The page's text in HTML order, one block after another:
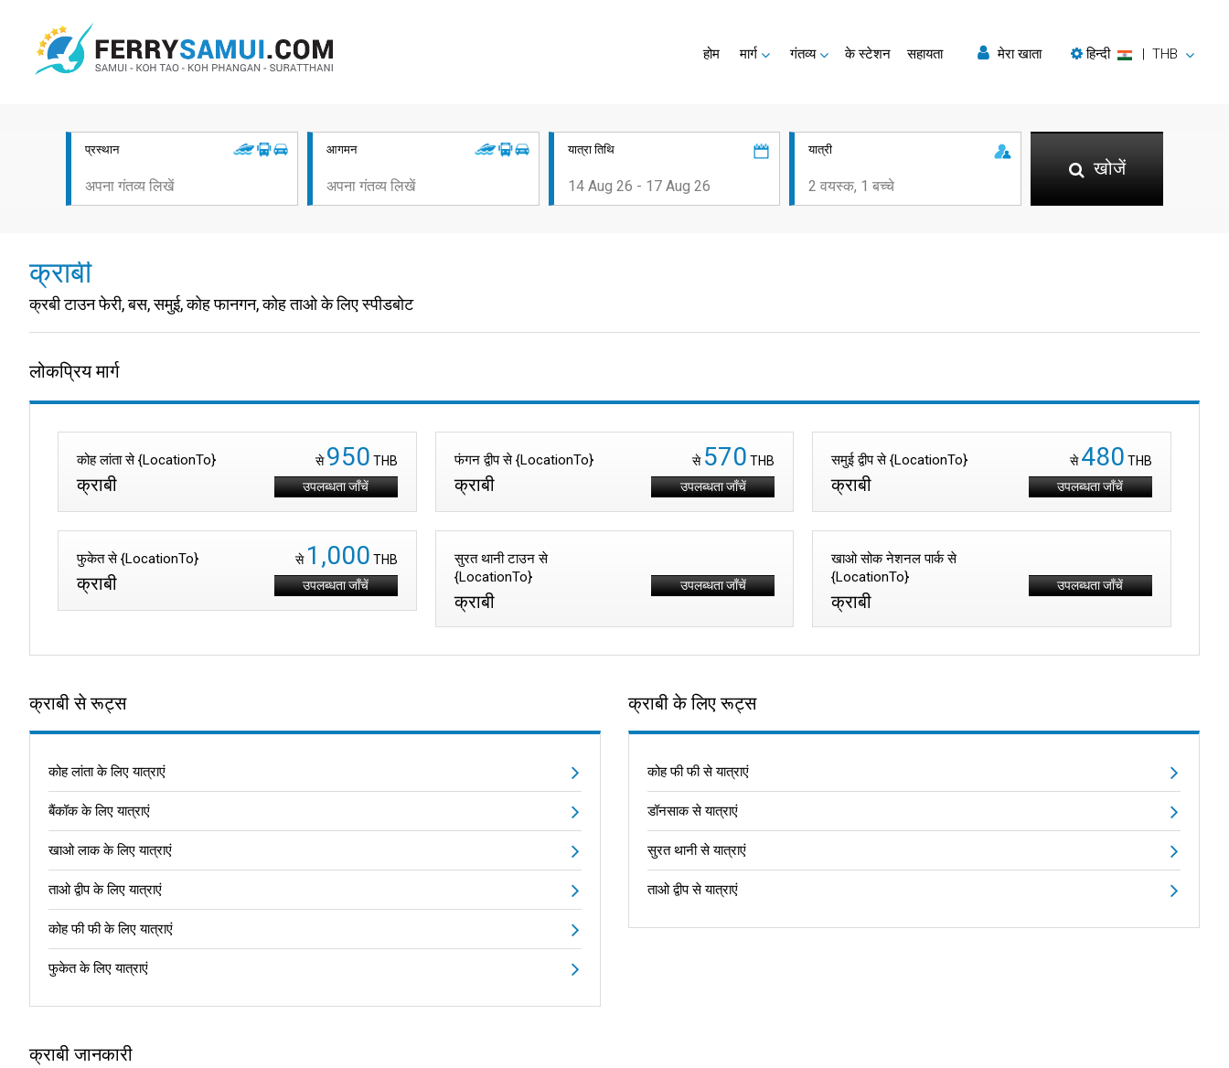
होम मार्ग गंतव्य के स्टेशन सहायता मेरा खाता हिन्दी | THB
प्रस्थान आगमन यात्रा तिथि यात्री
खोजें
क्राबी
क्रबी टाउन फेरी, बस, समुई, कोह फानगन, कोह ताओ के लिए स्पीडबोट
लोकप्रिय मार्ग
कोह लांता से {LocationTo}
क्राबी
से950 THB
उपलब्धता जाँचें
फंगन द्वीप से {LocationTo}
क्राबी
से 570 THB
उपलब्धता जाँचें
समुई द्वीप से {LocationTo}
क्राबी
से480 THB
उपलब्धता जाँचें
फुकेत से {LocationTo}
क्राबी
से 1,000 THB
उपलब्धता जाँचें
सुरत थानी टाउन से
{LocationTo}
क्राबी
उपलब्धता जाँचें
खाओ सोक नेशनल पार्क से
{LocationTo}
क्राबी
उपलब्धता जाँचें
क्राबी से रूट्स
कोह लांता के लिए यात्राएं
बैंकॉक के लिए यात्राएं
खाओ लाक के लिए यात्राएं
ताओ द्वीप के लिए यात्राएं
कोह फी फी के लिए यात्राएं
फुकेत के लिए यात्राएं
क्राबी के लिए रूट्स
कोह फी फी से यात्राएं
डॉनसाक से यात्राएं
सुरत थानी से यात्राएं
ताओ द्वीप से यात्राएं
क्राबी जानकारी